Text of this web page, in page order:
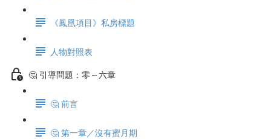
《鳳凰項目》私房標題
人物對照表
🤔 引導問題：零～六章
🤔 前言
🤔 第一章／沒有蜜月期